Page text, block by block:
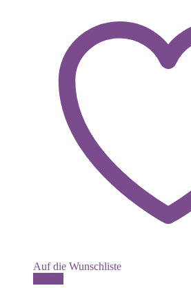
Auf die Wunschliste